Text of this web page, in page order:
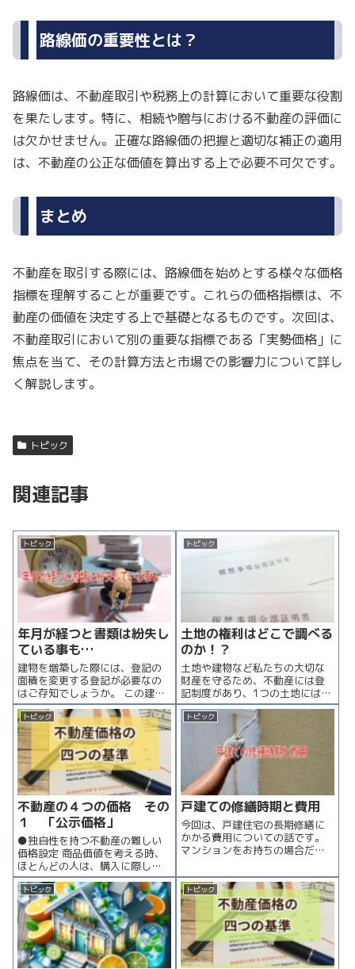
路線価の重要性とは？
路線価は、不動産取引や税務上の計算において重要な役割
を果たします。特に、相続や贈与における不動産の評価に
は欠かせません。正確な路線価の把握と適切な補正の適用
は、不動産の公正な価値を算出する上で必要不可欠です。
まとめ
不動産を取引する際には、路線価を始めとする様々な価格
指標を理解することが重要です。これらの価格指標は、不
動産の価値を決定する上で基礎となるものです。次回は、
不動産取引において別の重要な指標である「実勢価格」に
焦点を当て、その計算方法と市場での影響力について詳し
く解説します。
トピック
関連記事
トピック
年月が経つと書類は紛失し
ている事も…
建物を増築した際には、登記の
面積を変更する登記が必要なの
はご存知でしょうか。 この建物
の表示登記には申請義務があ
り、申請義務違反には罰金も設
けられているので注意が必要で
す。 ＜表示変更（増築）登記に
必要な書類＞ 増築の登記を申請
するには、増...
トピック
土地の権利はどこで調べる
のか！？
土地や建物など私たちの大切な
財産を守るため、不動産には登
記制度があり、1つの土地には必
ず1つの「登記簿」が存在してい
ます。 登記簿にはその土地がど
こにあり、誰のものでどのよう
に利用されているのかなど、そ
の土地に関する重要な情報が記
されていま...
トピック
不動産の４つの価格 その
１ 「公示価格」
●独自性を持つ不動産の難しい
価格設定 商品価値を考える時、
ほとんどの人は、購入に際して
支払う金額、すなわち商品価格
を思い浮かべます。 不動産もま
た、取引が行われる物の一つで
あり、売り手と買い手が取引を
する際には、一定の価格が決定
されます。不...
トピック
戸建ての修繕時期と費用
今回は、戸建住宅の長期修繕に
かかる費用についての話です。
マンションをお持ちの場合だ
が引落しとなっている方が多い
かと思います。 一方で戸建住宅
にお住まいの場合には、毎月の
こうしたランニングコストがか
からない分、不...
トピック トピック